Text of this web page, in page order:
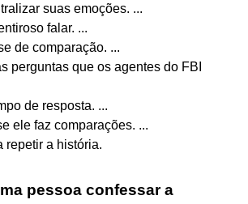
suas emoções. ...
falar. ...
de comparação. ...
perguntas que os agentes do FBI
de resposta. ...
ele faz comparações. ...
repetir a história.
pessoa confessar a